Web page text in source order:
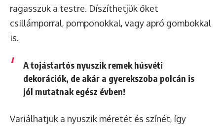
ragasszuk a testre. Díszíthetjük őket
csillámporral, pomponokkal, vagy apró gombokkal
is.
A tojástartós nyuszik remek húsvéti
dekorációk, de akár a gyerekszoba polcán is
jól mutatnak egész évben!
Variálhatjuk a nyuszik méretét és színét, így